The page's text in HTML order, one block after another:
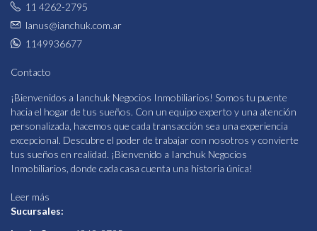
11 4262-2795
lanus@ianchuk.com.ar
1149936677
Contacto
¡Bienvenidos a Ianchuk Negocios Inmobiliarios! Somos tu puente
hacia el hogar de tus sueños. Con un equipo experto y una atención
personalizada, hacemos que cada transacción sea una experiencia
excepcional. Descubre el poder de trabajar con nosotros y convierte
tus sueños en realidad. ¡Bienvenido a Ianchuk Negocios
Inmobiliarios, donde cada casa cuenta una historia única!
Leer más
Sucursales: